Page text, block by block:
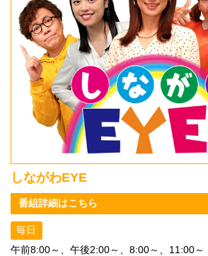
しながわEYE
番組詳細はこちら
毎日
午前8:00～、午後2:00～、8:00～、11:00～